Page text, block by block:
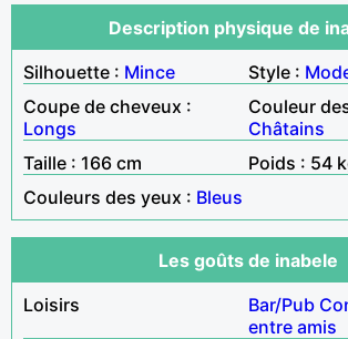
Description physique de
Silhouette : Mince Style :
Coupe de cheveux :
Longs
Couleur
Châtains
Taille : 166 cm
Poids : 54
Couleurs des yeux : Bleus
Les goûts de inabele
Loisirs
Bar/Pub
entre amis